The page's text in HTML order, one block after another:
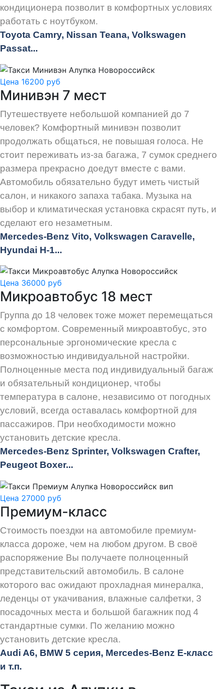
кондиционера позволит в комфортных условиях
работать с ноутбуком.
Toyota Camry, Nissan Teana, Volkswagen
Passat...
Цена 16200 руб
Минивэн 7 мест
Путешествуете небольшой компанией до 7
человек? Комфортный минивэн позволит
продолжать общаться, не повышая голоса. Не
стоит переживать из-за багажа, 7 сумок среднего
размера прекрасно доедут вместе с вами.
Автомобиль обязательно будут иметь чистый
салон, и никакого запаха табака. Музыка на
выбор и климатическая установка скрасят путь, и
сделают его незаметным.
Mercedes-Benz Vito, Volkswagen Caravelle,
Hyundai H-1...
Цена 36000 руб
Микроавтобус 18 мест
Группа до 18 человек тоже может перемещаться
с комфортом. Современный микроавтобус, это
персональные эргономические кресла с
возможностью индивидуальной настройки.
Полноценные места под индивидуальный багаж
и обязательный кондиционер, чтобы
температура в салоне, независимо от погодных
условий, всегда оставалась комфортной для
пассажиров. При необходимости можно
установить детские кресла.
Mercedes-Benz Sprinter, Volkswagen Crafter,
Peugeot Boxer...
Цена 27000 руб
Премиум-класс
Стоимость поездки на автомобиле премиум-
класса дороже, чем на любом другом. В своё
распоряжение Вы получаете полноценный
представительский автомобиль. В салоне
которого вас ожидают прохладная минералка,
леденцы от укачивания, влажные салфетки, 3
посадочных места и большой багажник под 4
стандартные сумки. По желанию можно
установить детские кресла.
Audi A6, BMW 5 серия, Mercedes-Benz E-класс
и т.п.